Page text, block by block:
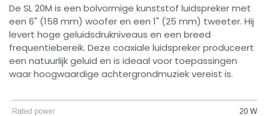
De SL 20M is een bolvormige kunststof luidspreker met
een 6" (158 mm) woofer en een 1" (25 mm) tweeter. Hij
levert hoge geluidsdrukniveaus en een breed
frequentiebereik. Deze coaxiale luidspreker produceert
een natuurlijk geluid en is ideaal voor toepassingen
waar hoogwaardige achtergrondmuziek vereist is.